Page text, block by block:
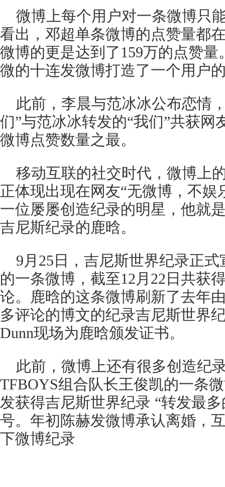
微博上每个用户对一条微博只
看出，邓超单条微博的点赞量都
微博的更是达到了159万的点赞
微的十连发微博打造了一个用户
此前，李晨与范冰冰公布恋情
们”与范冰冰转发的“我们”共获网
微博点赞数量之最。
移动互联的社交时代，微博上
正体现出现在网友“无微博，不娱
一位屡屡创造纪录的明星，他就
吉尼斯纪录的鹿晗。
9月25日，吉尼斯世界纪录正
的一条微博，截至12月22日共获
论。鹿晗的这条微博刷新了去年
多评论的博文的纪录吉尼斯世界
Dunn现场为鹿晗颁发证书。
此前，微博上还有很多创造纪
TFBOYS组合队长王俊凯的一条
发获得吉尼斯世界纪录 “转发最
号。年初陈赫发微博承认离婚，
下微博纪录